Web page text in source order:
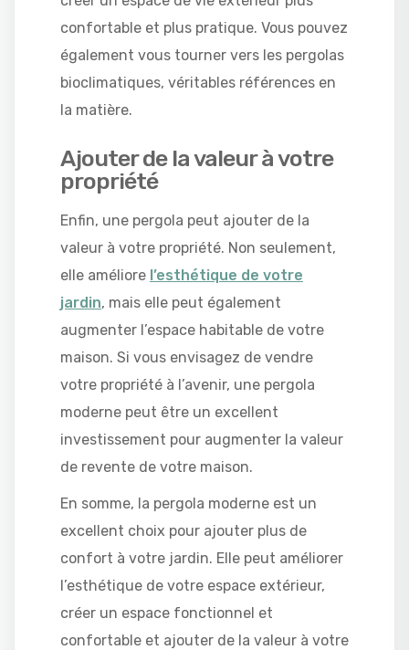
confortable et plus pratique. Vous pouvez
également vous tourner vers les pergolas
bioclimatiques, véritables références en
la matière.
Ajouter de la valeur à votre
propriété
Enfin, une pergola peut ajouter de la
valeur à votre propriété. Non seulement,
elle améliore l’esthétique de votre
jardin, mais elle peut également
augmenter l’espace habitable de votre
maison. Si vous envisagez de vendre
votre propriété à l’avenir, une pergola
moderne peut être un excellent
investissement pour augmenter la valeur
de revente de votre maison.
En somme, la pergola moderne est un
excellent choix pour ajouter plus de
confort à votre jardin. Elle peut améliorer
l’esthétique de votre espace extérieur,
créer un espace fonctionnel et
confortable et ajouter de la valeur à votre